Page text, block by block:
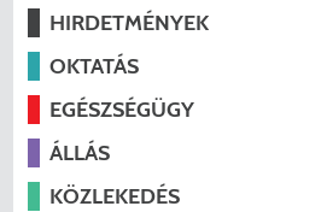
HIRDETMÉNYEK
OKTATÁS
EGÉSZSÉGÜGY
ÁLLÁS
KÖZLEKEDÉS